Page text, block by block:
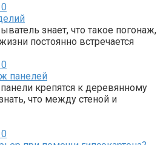
0
знает, что такое погонаж,
постоянно встречается
0
панелей
крепятся к деревянному
что между стеной и
0